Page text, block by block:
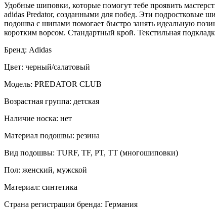
Удобные шиповки, которые помогут тебе проявить
adidas Predator, созданными для побед. Эти подростковые
подошва с шипами помогает быстро занять идеальную
коротким ворсом. Стандартный крой. Текстильная
Бренд: Adidas
Цвет: черный/салатовый
Модель: PREDATOR CLUB
Возрастная группа: детская
Наличие носка: нет
Материал подошвы: резина
Вид подошвы: TURF, TF, PT, TT (многошиповки)
Пол: женский, мужской
Материал: синтетика
Страна регистрации бренда: Германия